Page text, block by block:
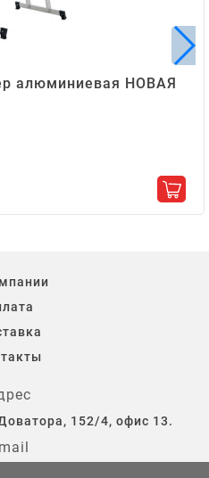
алюминиевая НОВАЯ
152/4, офис 13.